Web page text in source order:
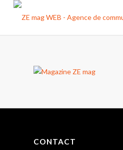
CONTACT